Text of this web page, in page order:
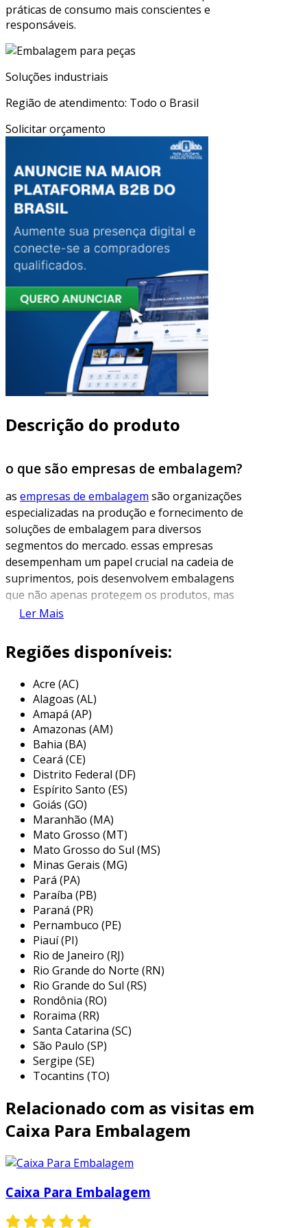
práticas de consumo mais conscientes e
responsáveis.
Soluções industriais
Região de atendimento: Todo o Brasil
Solicitar orçamento
Descrição do produto
o que são empresas de embalagem?
as empresas de embalagem são organizações
especializadas na produção e fornecimento de
soluções de embalagem para diversos
segmentos do mercado. essas empresas
desempenham um papel crucial na cadeia de
suprimentos, pois desenvolvem embalagens
que não apenas protegem os produtos, mas
também garantem sua apresentação e
com a evolução do comércio e das necessidades
têm se adaptado constantemente. elas utilizam
diversas técnicas e materiais, como papelão,
plástico, vidro e metal, para criar embalagens
que sejam sustentáveis, econômicas e
funcionais. além disso, as inovações em
tecnologia permitiram a personalização de
embalagens, oferecendo uma experiência
diferenciada ao consumidor.
principais tipos de embalagens
oferecidas por empresas de
embalagem
as empresas de embalagem oferecem uma
variedade de tipos de embalagens, cada uma
adaptada a necessidades específicas de
produtos e mercados. abaixo estão alguns dos
principais tipos de embalagens que essas
empresas costumam disponibilizar:
embalagens plásticas:
uma ampla gama de produtos, desde
alimentos até produtos químicos, as
embalagens plásticas são leves, duráveis
e muitas vezes recicláveis.
transporte e armazenamento, o papelão
é uma opção sustentável que oferece
proteção e pode ser facilmente moldado
para produtos alimentícios e cosméticos,
Ler Mais
Regiões disponíveis:
Acre (AC)
Alagoas (AL)
Amapá (AP)
Amazonas (AM)
Bahia (BA)
Ceará (CE)
Distrito Federal (DF)
Espírito Santo (ES)
Goiás (GO)
Maranhão (MA)
Mato Grosso (MT)
Mato Grosso do Sul (MS)
Minas Gerais (MG)
Pará (PA)
Paraíba (PB)
Paraná (PR)
Pernambuco (PE)
Piauí (PI)
Rio de Janeiro (RJ)
Rio Grande do Norte (RN)
Rio Grande do Sul (RS)
Rondônia (RO)
Roraima (RR)
Santa Catarina (SC)
São Paulo (SP)
Sergipe (SE)
Tocantins (TO)
Relacionado com as visitas em
Caixa Para Embalagem
Caixa Para Embalagem